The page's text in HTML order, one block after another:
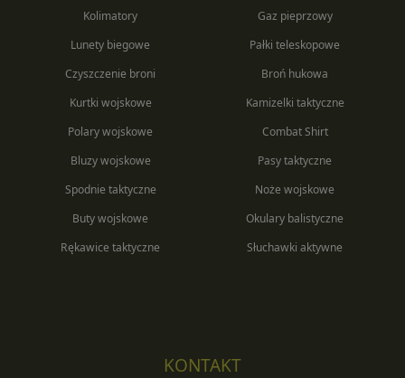
Kolimatory
Lunety biegowe
Czyszczenie broni
Gaz pieprzowy
Pałki teleskopowe
Broń hukowa
Kurtki wojskowe
Polary wojskowe
Bluzy wojskowe
Kamizelki taktyczne
Combat Shirt
Pasy taktyczne
Spodnie taktyczne
Buty wojskowe
Rękawice taktyczne
Noże wojskowe
Okulary balistyczne
Słuchawki aktywne
KONTAKT